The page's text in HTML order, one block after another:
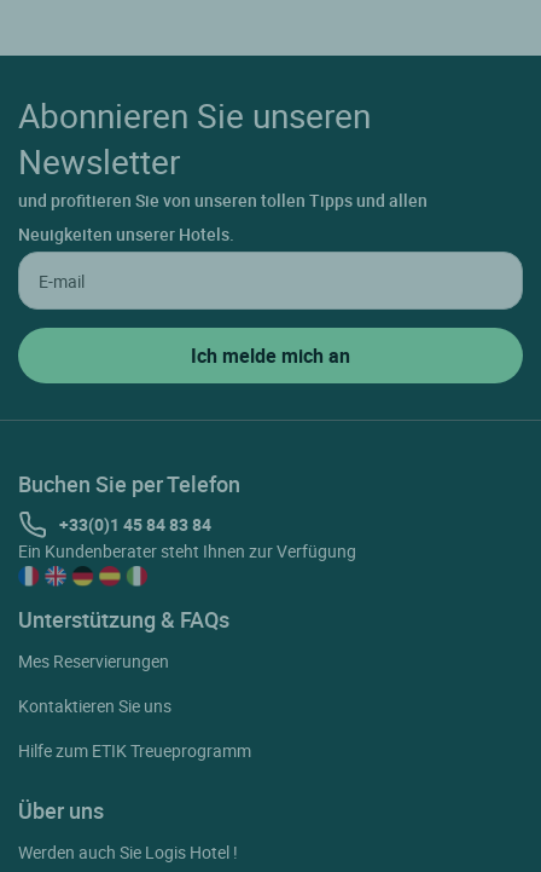
Abonnieren Sie unseren
Newsletter
und profitieren Sie von unseren tollen Tipps und allen
Neuigkeiten unserer Hotels.
Buchen Sie per Telefon
+33(0)1 45 84 83 84
Ein Kundenberater steht Ihnen zur Verfügung
Unterstützung & FAQs
Mes Reservierungen
Kontaktieren Sie uns
Hilfe zum ETIK Treueprogramm
Über uns
Werden auch Sie Logis Hotel !